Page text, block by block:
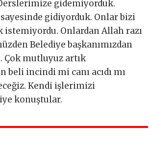
gidemiyorduk.
sayesinde gidiyorduk. Onlar bizi
istemiyordu. Onlardan Allah razı
Belediye başkanımızdan
Çok mutluyuz artık
beli incindi mi canı acıdı mı
Kendi işlerimizi
konuştular.